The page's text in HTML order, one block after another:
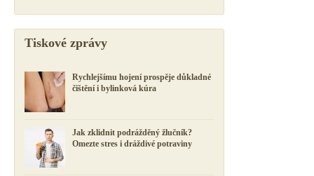
Tiskové zprávy
Rychlejšímu hojení prospěje důkladné
čištění i bylinková kúra
Jak zklidnit podrážděný žlučník?
Omezte stres i dráždivé potraviny